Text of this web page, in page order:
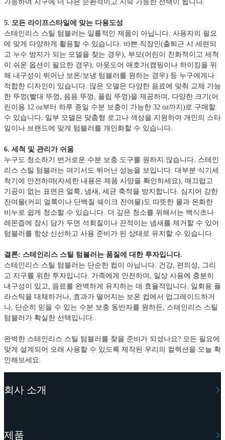
가능하여 지구에 더 나은 순환적이고 지속 가능한 선택이 됩니다.
5. 모든 라이프스타일에 맞는 다용도성
스테인리스 스틸 텀블러는 일률적인 제품이 아닙니다. 사용자의 필요
에 맞게 다양하게 활용할 수 있습니다. 바쁜 직장인(출퇴근 시 세련되
고 누수 방지가 되는 모델을 찾는 경우), 부모(어린이 친화적이고 세척
이 쉬운 옵션이 필요한 경우), 아웃도어 애호가(캠핑이나 하이킹을 위
해 내구성이 뛰어난 보온/보냉 텀블러를 원하는 경우) 등 누구에게나
적합한 디자인이 있습니다. 많은 모델은 다양한 음료에 맞춰 교체 가능
한 뚜껑(빨대 뚜껑, 음용 뚜껑, 플립 뚜껑)을 제공하며, 다양한 크기(어
린이용 12 oz부터 하루 종일 수분 보충이 가능한 32 oz까지)로 구매할
수 있습니다. 일부 모델은 맞춤형 로고나 색상을 지원하여 개인의 스타
일이나 브랜드에 맞게 텀블러를 개인화할 수 있습니다.
6. 세척 및 관리가 쉬움
누구도 청소하기 번거로운 수분 보충 도구를 원하지 않습니다. 스테인
리스 스틸 텀블러는 여기서도 뛰어난 성능을 보입니다. 대부분 식기세
척기에 안전하며(자세한 내용은 제품 사양을 확인하세요), 매끄럽고
기공이 없는 표면은 얼룩, 냄새, 세균 축적을 방지합니다. 심지어 강한
잔여물(커피 얼룩이나 단백질 쉐이크 잔여물)도 따뜻한 물과 온화한
비누로 쉽게 청소할 수 있습니다. 더 깊은 청소를 위해서는 백식초나
레몬즙에 잠시 담가 두면 석회질이나 끈적이는 냄새를 제거할 수 있어
텀블러를 항상 신선하고 사용 준비가 된 상태로 유지할 수 있습니다.
결론: 스테인리스 스틸 텀블러는 품질에 대한 투자입니다.
스테인리스 스틸 텀블러는 단순한 컵이 아닙니다. 건강, 편의성, 그리
고 지구를 위한 투자입니다. 가족에게 안전하며, 일상 사용에 충분히
내구성이 있고, 음료를 완벽하게 유지하는 데 효율적입니다. 일회용 플
라스틱을 대체하거나, 효과가 떨어지는 보온 컵에서 업그레이드하거
나, 단순히 믿을 수 있는 수분 보충 동반자를 원하든, 스테인리스 스틸
텀블러가 확실한 선택입니다.
완벽한 스테인리스 스틸 텀블러를 찾을 준비가 되셨나요? 모든 필요에
맞게 설계되어 오래 사용할 수 있도록 제작된 우리의 컬렉션을 오늘 확
인해보세요.
회사 소개
제품